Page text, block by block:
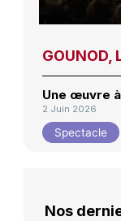
GOUNOD,
Une œuvre
2 Juin 2026
Spectacle
Nos